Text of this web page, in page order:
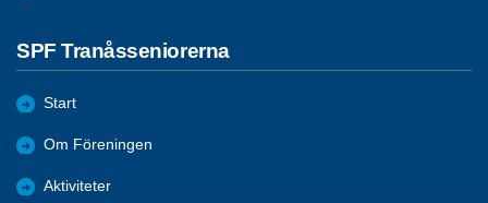
SPF Tranåsseniorerna
Start
Om Föreningen
Aktiviteter